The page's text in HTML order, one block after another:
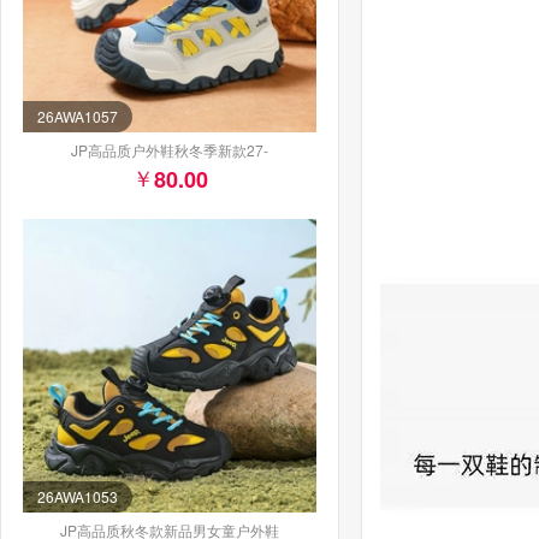
26AWA1057
JP高品质户外鞋秋冬季新款27-
80.00
26AWA1053
JP高品质秋冬款新品男女童户外鞋